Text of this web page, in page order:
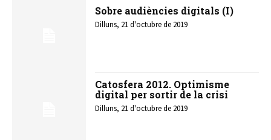
Sobre audiències digitals (I)
Dilluns, 21 d'octubre de 2019
Catosfera 2012. Optimisme
digital per sortir de la crisi
Dilluns, 21 d'octubre de 2019